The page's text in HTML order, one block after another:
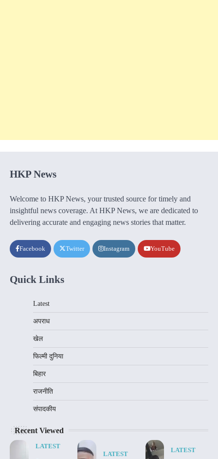
HKP News
Welcome to HKP News, your trusted source for timely and
insightful news coverage. At HKP News, we are dedicated to
delivering accurate and engaging news stories that matter.
Facebook Twitter Instagram YouTube
Quick Links
Latest
अपराध
खेल
फिल्मी दुनिया
बिहार
राजनीति
संपादकीय
Recent Viewed
LATEST
LATEST
LATEST